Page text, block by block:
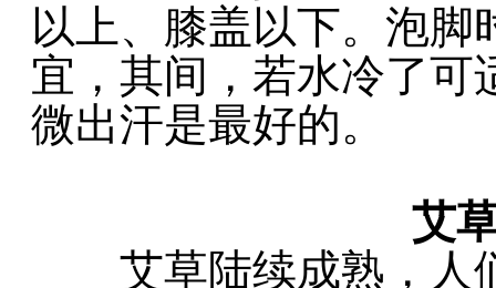
以上、膝盖以下。泡脚
宜，其间，若水冷了可
微出汗是最好的。
艾草
艾草陆续成熟，人